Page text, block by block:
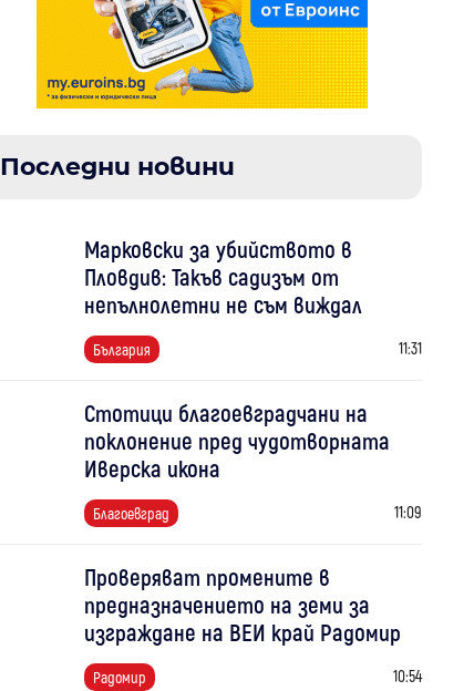
Последни новини
Марковски за убийството в
Пловдив: Такъв садизъм от
непълнолетни не съм виждал
България 11:31
Стотици благоевградчани на
поклонение пред чудотворната
Иверска икона
Благоевград 11:09
Проверяват промените в
предназначението на земи за
изграждане на ВЕИ край Радомир
Радомир 10:54